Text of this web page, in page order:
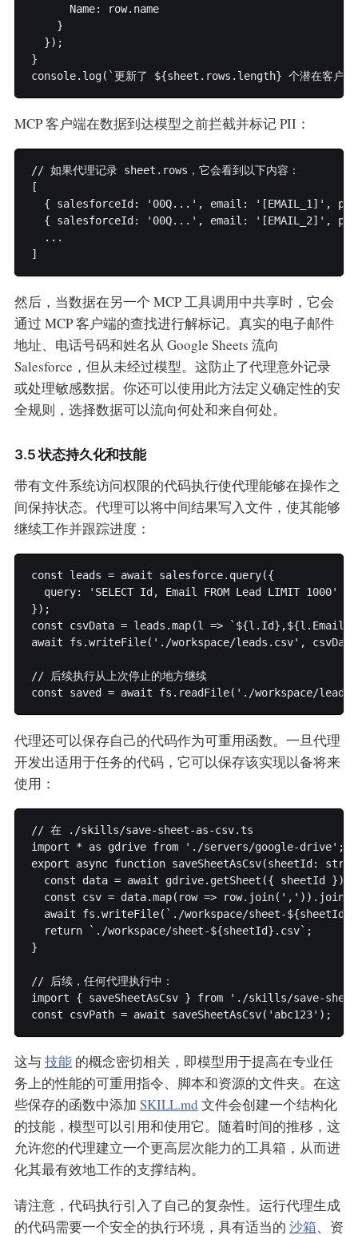
      Name: row.name
    }
  });
}
MCP 客户端在数据到达模型之前拦截并标记 PII：
// 如果代理记录 sheet.rows，它会看到以下内容：
[
{ salesforceId: '00Q...', email: '[EMAIL_1]',
{ salesforceId: '00Q...', email: '[EMAIL_2]',
  ...
然后，当数据在另一个 MCP 工具调用中共享时，它会
通过 MCP 客户端的查找进行解标记。真实的电子邮件
地址、电话号码和姓名从 Google Sheets 流向
Salesforce，但从未经过模型。这防止了代理意外记录
或处理敏感数据。你还可以使用此方法定义确定性的安
全规则，选择数据可以流向何处和来自何处。
3.5 状态持久化和技能
带有文件系统访问权限的代码执行使代理能够在操作之
间保持状态。代理可以将中间结果写入文件，使其能够
继续工作并跟踪进度：
const leads = await salesforce.query({
  query: 'SELECT Id, Email FROM Lead LIMIT 1000'
});
const csvData = leads.map(l =>
await fs.writeFile('./workspace/leads.csv',
// 后续执行从上次停止的地方继续
代理还可以保存自己的代码作为可重用函数。一旦代理
开发出适用于任务的代码，它可以保存该实现以备将来
使用：
// 在 ./skills/save-sheet-as-csv.ts
import * as gdrive from './servers/google-drive';
export async function saveSheetAsCsv(sheetId:
  const data = await gdrive.getSheet({ sheetId });
const csv = data.map(row =>
await fs.writeFile(`./workspace/sheet-
  return `./workspace/sheet-${sheetId}.csv`;
}
// 后续，任何代理执行中：
import { saveSheetAsCsv } from './skills/save-
这与技能的概念密切相关，即模型用于提高在专业任
务上的性能的可重用指令、脚本和资源的文件夹。在这
些保存的函数中添加 SKILL.md 文件会创建一个结构化
的技能，模型可以引用和使用它。随着时间的推移，这
允许您的代理建立一个更高层次能力的工具箱，从而进
化其最有效地工作的支撑结构。
请注意，代码执行引入了自己的复杂性。运行代理生成
的代码需要一个安全的执行环境，具有适当的 沙箱、资